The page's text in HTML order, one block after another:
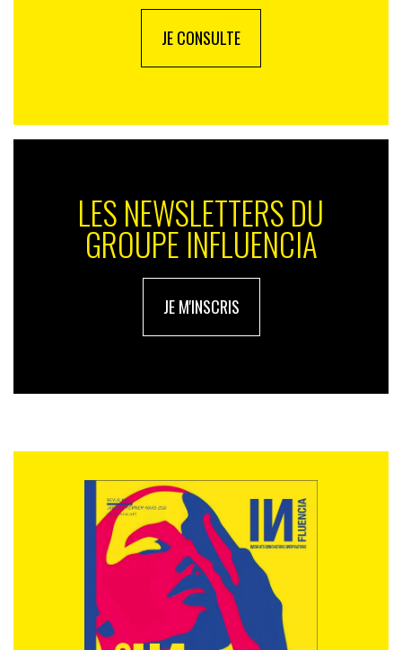
JE CONSULTE
LES NEWSLETTERS DU
GROUPE INFLUENCIA
JE M'INSCRIS